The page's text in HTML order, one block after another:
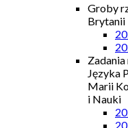
Groby
Brytanii
Języka
Marii
i Nauki